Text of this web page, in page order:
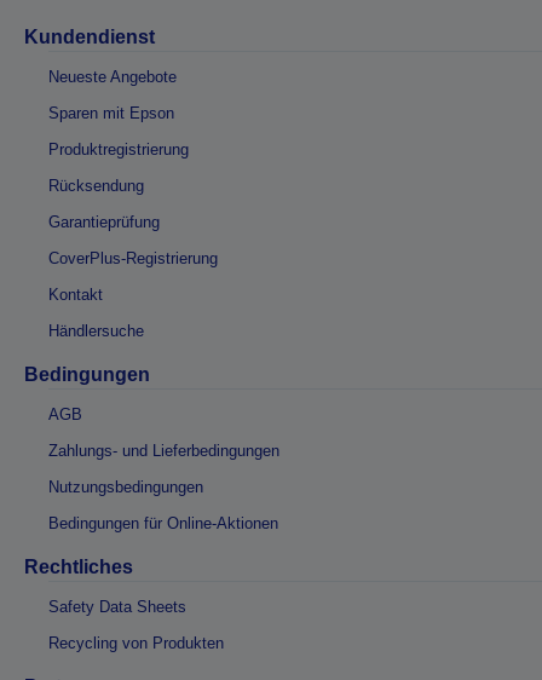
Kundendienst
Neueste Angebote
Sparen mit Epson
Produktregistrierung
Rücksendung
Garantieprüfung
CoverPlus-Registrierung
Kontakt
Händlersuche
Bedingungen
AGB
Zahlungs- und Lieferbedingungen
Nutzungsbedingungen
Bedingungen für Online-Aktionen
Rechtliches
Safety Data Sheets
Recycling von Produkten